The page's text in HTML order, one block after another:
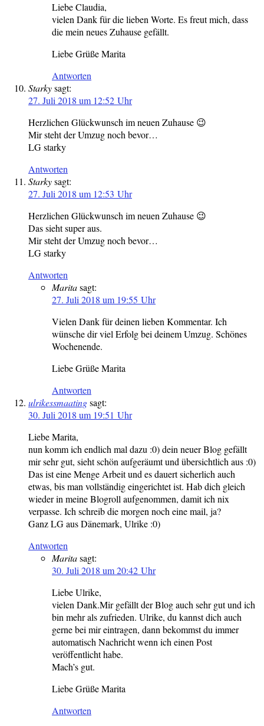
Liebe Claudia,
vielen Dank für die lieben Worte. Es freut mich, dass
die mein neues Zuhause gefällt.
Liebe Grüße Marita
Antworten
Starkysagt:
27. Juli 2018 um 12:52 Uhr
Herzlichen Glückwunsch im neuen Zuhause 😉
Mir steht der Umzug noch bevor…
LG starky
Antworten
Starkysagt:
27. Juli 2018 um 12:53 Uhr
Herzlichen Glückwunsch im neuen Zuhause 😉
Das sieht super aus.
Mir steht der Umzug noch bevor…
LG starky
Antworten
Maritasagt:
27. Juli 2018 um 19:55 Uhr
Vielen Dank für deinen lieben Kommentar. Ich
wünsche dir viel Erfolg bei deinem Umzug. Schönes
Wochenende.
Liebe Grüße Marita
Antworten
ulrikessmaatingsagt:
30. Juli 2018 um 19:51 Uhr
Liebe Marita,
nun komm ich endlich mal dazu :0) dein neuer Blog gefällt
mir sehr gut, sieht schön aufgeräumt und übersichtlich aus :0)
Das ist eine Menge Arbeit und es dauert sicherlich auch
etwas, bis man vollständig eingerichtet ist. Hab dich gleich
wieder in meine Blogroll aufgenommen, damit ich nix
verpasse. Ich schreib die morgen noch eine mail, ja?
Ganz LG aus Dänemark, Ulrike :0)
Antworten
Maritasagt:
30. Juli 2018 um 20:42 Uhr
Liebe Ulrike,
vielen Dank.Mir gefällt der Blog auch sehr gut und ich
bin mehr als zufrieden. Ulrike, du kannst dich auch
gerne bei mir eintragen, dann bekommst du immer
automatisch Nachricht wenn ich einen Post
veröffentlicht habe.
Mach’s gut.
Liebe Grüße Marita
Antworten